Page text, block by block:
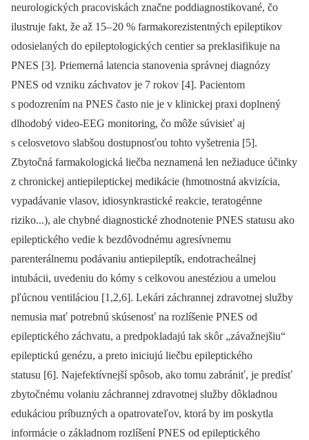
neurologických pracoviskách značne poddia­gnostikované, čo
ilustruje fakt, že až 15–20 % farmakorezistentných epileptikov
odosielaných do epileptologických centier sa preklasifikuje na
PNES [3]. Priemerná latencia stanovenia správnej dia­gnózy
PNES od vzniku záchvatov je 7 rokov [4]. Pa­cientom
s podozrením na PNES často nie je v klinickej praxi doplnený
dlhodobý video-EEG monitoring, čo môže súvisieť aj
s celosvetovo slabšou dostupnosťou tohto vyšetrenia [5].
Zbytočná farmakologická liečba neznamená len nežiaduce účinky
z chronickej antiepileptickej medikácie (hmotnostná akvizícia,
vypadávanie vlasov, idiosynkrastické reakcie, teratogén­ne
riziko...), ale chybné dia­gnostické zhodnotenie PNES statusu ako
epileptického vedie k bezdôvodnému agresívnemu
parenterálnemu podávaniu antiepileptík, endotracheálnej
intubácii, uvedeniu do kómy s celkovou anestéziou a umelou
pľúcnou ventiláciou [1,2,6]. Lekári záchran­nej zdravotnej služby
nemusia mať potrebnú skúsenosť na rozlíšenie PNES od
epileptického záchvatu, a predpokladajú tak skôr „závažnejšiu“
epileptickú genézu, a preto iniciujú liečbu epileptického
statusu [6]. Najefektívnejší spôsob, ako tomu zabrániť, je predísť
zbytočnému volaniu záchran­nej zdravotnej služby dôkladnou
edukáciou príbuzných a opatrovateľov, ktorá by im poskytla
informácie o základnom rozlíšení PNES od epileptického